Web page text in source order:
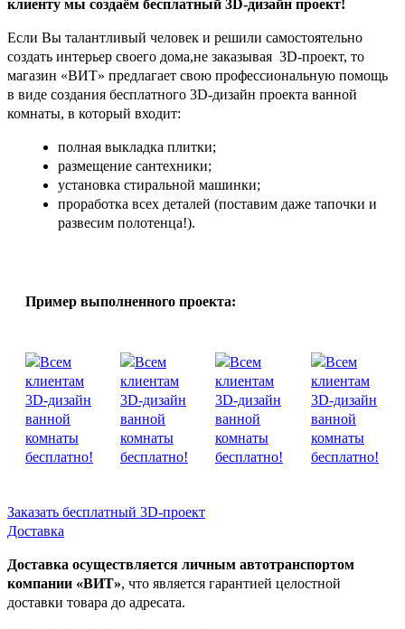
клиенту мы создаём бесплатный 3D-дизайн проект!
Если Вы талантливый человек и решили самостоятельно
создать интерьер своего дома,не заказывая 3D-проект, то
магазин «ВИТ» предлагает свою профессиональную помощь
в виде создания бесплатного 3D-дизайн проекта ванной
комнаты, в который входит:
полная выкладка плитки;
размещение сантехники;
установка стиральной машинки;
проработка всех деталей (поставим даже тапочки и
развесим полотенца!).
Пример выполненного проекта:
Заказать бесплатный 3D-проект
Доставка
Доставка осуществляется личным автотранспортом
компании «ВИТ», что является гарантией целостной
доставки товара до адресата.